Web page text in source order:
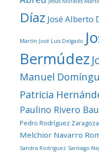
Díaz José Alberto
Martín José Luis Delgado
Bermúdez
Manuel
Patricia
Paulino Rivero
Pedro Rodríguez Zaragoza
Melchior Navarro
Sandra Rodríguez Santiago